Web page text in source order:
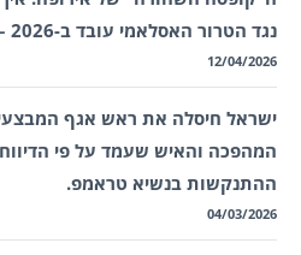
נגד הטרור האסלאמי עובד ב-2026 – ומה תפקידה של ישראל
12/04/2026
ישראל חיסלה את ראש אגף
המהפכה והאיש שעמד על פי
ההתנקשות בנשיא טראמפ.
04/03/2026